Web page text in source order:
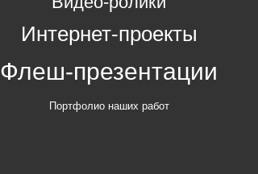
Интернет-проекты
Флеш-презентации
Портфолио наших работ